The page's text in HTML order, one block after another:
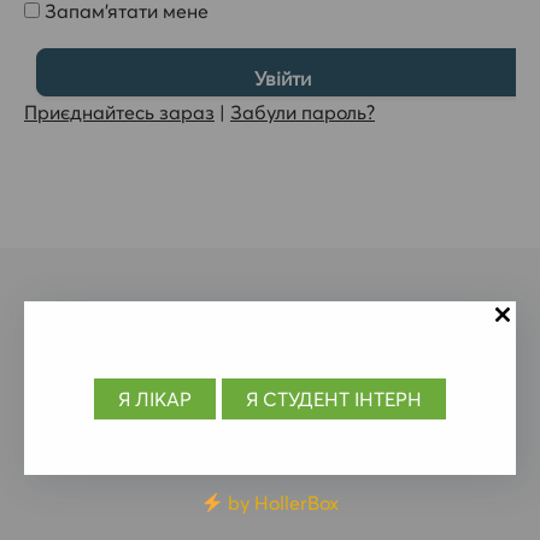
Запам'ятати мене
Приєднайтесь зараз | Забули пароль?
Політика конфіденційності
Я ЛІКАР Я СТУДЕНТ ІНТЕРН
by HollerBox